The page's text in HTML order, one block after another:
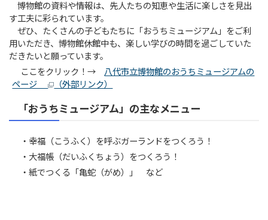
博物館の資料や情報は、先人たちの知恵や生活に楽しさを見出
す工夫に彩られています。
ぜひ、たくさんの子どもたちに「おうちミュージアム」をご利
用いただき、博物館休館中も、楽しい学びの時間を過ごしていた
だきたいと願っています。
ここをクリック！→ 八代市立博物館のおうちミュージアムの
ページ
（外部リンク）
「おうちミュージアム」の主なメニュー
・幸福（こうふく）を呼ぶガーランドをつくろう！
・大福帳（だいふくちょう）をつくろう！
・紙でつくる「亀蛇（がめ）」 など